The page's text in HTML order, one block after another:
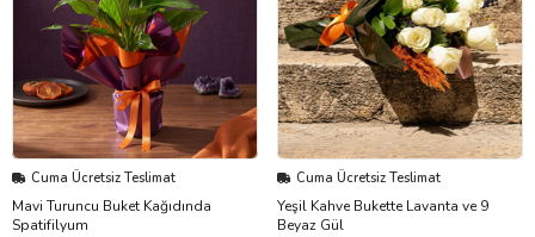
Cuma Ücretsiz Teslimat
Mavi Turuncu Buket Kağıdında
Spatifilyum
Cuma Ücretsiz Teslimat
Yeşil Kahve Bukette Lavanta ve 9
Beyaz Gül